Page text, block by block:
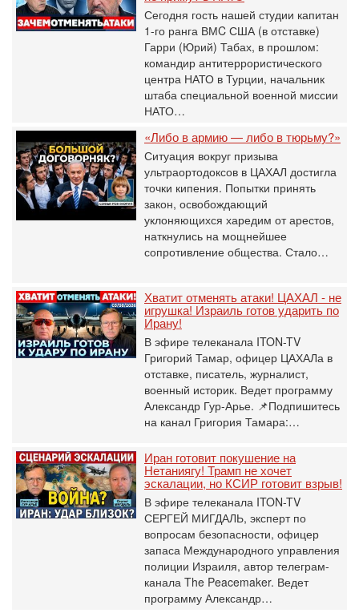
Сегодня гость нашей студии капитан
1-го ранга ВМC США (в отставке)
Гарри (Юрий) Табах, в прошлом:
командир антитеррористического
центра НАТО в Турции, начальник
штаба специальной военной миссии
НАТО…
«Либо в армию — либо в тюрьму?»
Ситуация вокруг призыва
ультраортодоксов в ЦАХАЛ достигла
точки кипения. Попытки принять
закон, освобождающий
уклоняющихся харедим от арестов,
наткнулись на мощнейшее
сопротивление общества. Стало…
Хватит отменять атаки! ЦАХАЛ - не
игрушка! Израиль готов ударить по
Ирану!
В эфире телеканала ITON-TV
Григорий Тамар, офицер ЦАХАЛа в
отставке, писатель, журналист,
военный историк. Ведет программу
Александр Гур-Арье. 📌Подпишитесь
на канал Григория Тамара:…
Иран готовит покушение на
Нетаниягу! Трамп не хочет
эскалации, но КСИР готовит взрыв!
В эфире телеканала ITON-TV
СЕРГЕЙ МИГДАЛЬ, эксперт по
вопросам безопасности, офицер
запаса Международного управления
полиции Израиля, автор телеграм-
канала The Peacemaker. Ведет
программу Александр…